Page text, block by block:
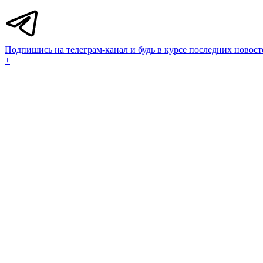
Подпишись на телеграм-канал и будь в курсе последних
+